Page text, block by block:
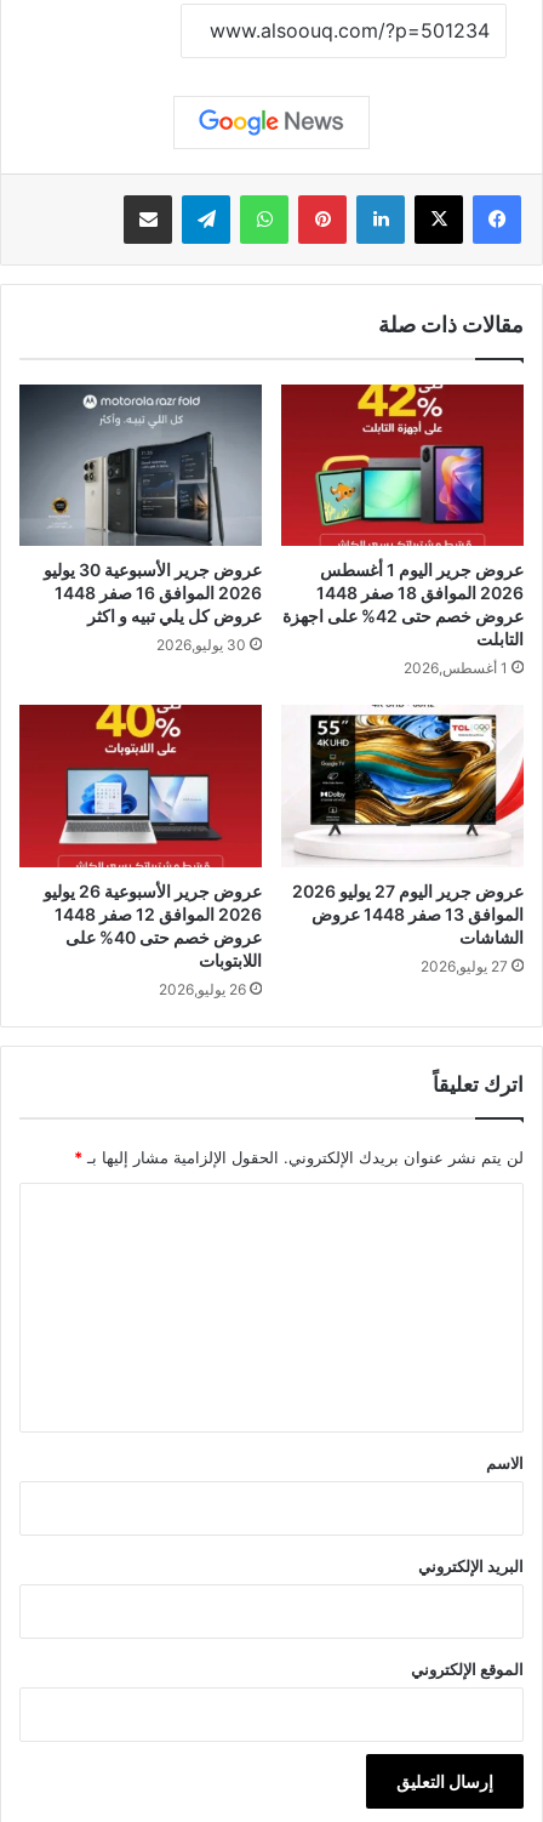
لينكدإن بينتيريستواتساب تيلقرام مشاركة عبر البريد
مقالات ذات صلة
عروض جرير اليوم 1 أغسطس
2026 الموافق 18 صفر 1448
عروض خصم حتى 42% على اجهزة
التابلت
1 أغسطس,2026
عروض جرير الأسبوعية 30 يوليو
2026 الموافق 16 صفر 1448
عروض كل يلي تبيه و اكثر
30 يوليو,2026
عروض جرير اليوم 27 يوليو 2026
الموافق 13 صفر 1448 عروض
الشاشات
27 يوليو,2026
عروض جرير الأسبوعية 26 يوليو
2026 الموافق 12 صفر 1448
عروض خصم حتى 40% على
اللابتوبات
26 يوليو,2026
اترك تعليقاً
لن يتم نشر عنوان بريدك الإلكتروني. الحقول الإلزامية مشار إليها بـ *
*
الاسم
البريد الإلكتروني
الموقع الإلكتروني